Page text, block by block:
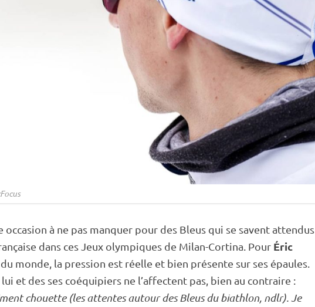
occasion à ne pas manquer pour des Bleus qui se savent attendus
dans ces Jeux olympiques de Milan-Cortina. Pour Éric
monde , la pression est réelle et bien présente sur ses épaules.
et des ses coéquipiers ne l’affectent pas, bien au contraire :
chouette (les attentes autour des Bleus du biathlon, ndlr). Je